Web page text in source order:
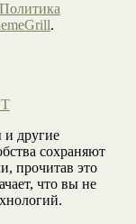
Политика
.
и другие
сохраняют
прочитав это
что вы не